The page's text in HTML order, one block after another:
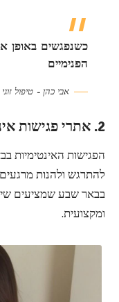
כשנפגשים באופן
הפנימיים
אבי כהן – טיפול זוגי
2. אתרי פגישות אינטימיות בבאר שבע
הפגישות האינטימיות
להתרגש ולהנות
בבאר שבע שמציעים
ומקצועית.